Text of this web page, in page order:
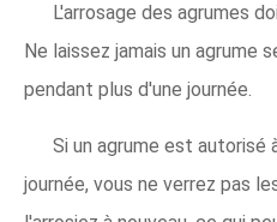
L'arrosage des agrumes
Ne laissez jamais un agrume
pendant plus d'une journée.
Si un agrume est autorisé
journée, vous ne verrez pas